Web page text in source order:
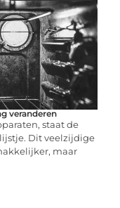
veranderen
staat de
Dit veelzijdige
maar